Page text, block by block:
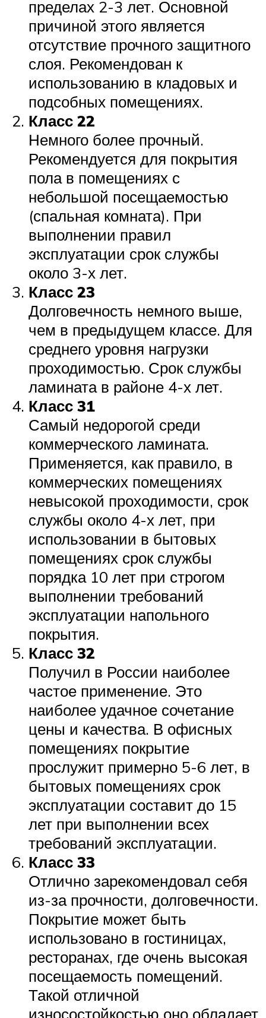
пределах 2-3 лет. Основной
причиной этого является
отсутствие прочного защитного
слоя. Рекомендован к
использованию в кладовых и
подсобных помещениях.
Класс 22
Немного более прочный.
Рекомендуется для покрытия
пола в помещениях с
небольшой посещаемостью
(спальная комната). При
выполнении правил
эксплуатации срок службы
около 3-х лет.
Класс 23
Долговечность немного выше,
чем в предыдущем классе. Для
среднего уровня нагрузки
проходимостью. Срок службы
ламината в районе 4-х лет.
Класс 31
Самый недорогой среди
коммерческого ламината.
Применяется, как правило, в
коммерческих помещениях
невысокой проходимости, срок
службы около 4-х лет, при
использовании в бытовых
помещениях срок службы
порядка 10 лет при строгом
выполнении требований
эксплуатации напольного
покрытия.
Класс 32
Получил в России наиболее
частое применение. Это
наиболее удачное сочетание
цены и качества. В офисных
помещениях покрытие
прослужит примерно 5-6 лет, в
бытовых помещениях срок
эксплуатации составит до 15
лет при выполнении всех
требований эксплуатации.
Класс 33
Отлично зарекомендовал себя
из-за прочности, долговечности.
Покрытие может быть
использовано в гостиницах,
ресторанах, где очень высокая
посещаемость помещений.
Такой отличной
износостойкостью оно обладает